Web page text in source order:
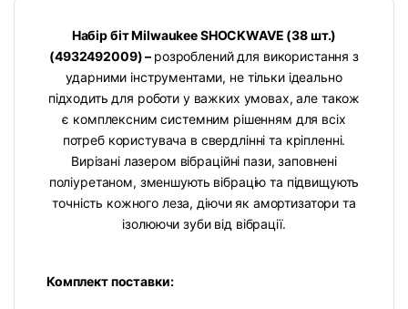
Набір біт Milwaukee SHOCKWAVE (38 шт.)
(4932492009) – розроблений для використання з
ударними інструментами, не тільки ідеально
підходить для роботи у важких умовах, але також
є комплексним системним рішенням для всіх
потреб користувача в свердлінні та кріпленні.
Вирізані лазером вібраційні пази, заповнені
поліуретаном, зменшують вібрацію та підвищують
точність кожного леза, діючи як амортизатори та
ізолюючи зуби від вібрації.
Комплект поставки: